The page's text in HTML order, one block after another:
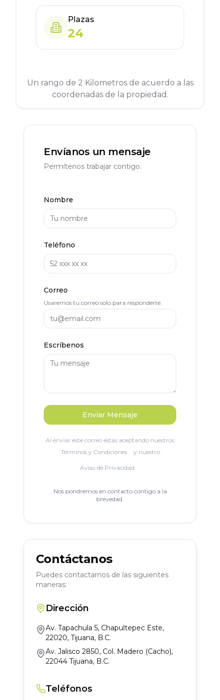
Plazas
24
Un rango de 2 Kilometros de acuerdo a las
coordenadas de la propiedad.
Envíanos un mensaje
Permítenos trabajar contigo.
Nombre
Teléfono
Correo
Usaremos tu correo solo para responderte.
Escríbenos
Enviar Mensaje
Al enviar este correo estás aceptando nuestros
Términos y Condiciones
y nuestro
Aviso de Privacidad .
Nos pondremos en contacto contigo a la
brevedad.
Contáctanos
Puedes contactarnos de las siguientes
maneras:
Dirección
Av. Tapachula 5, Chapultepec Este,
22020, Tijuana, B.C.
Av. Jalisco 2850, Col. Madero (Cacho),
22044 Tijuana, B.C.
Teléfonos